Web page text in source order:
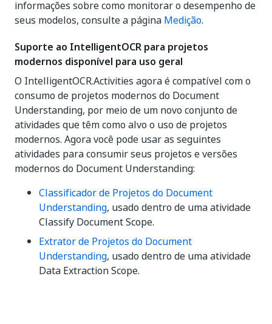
informações sobre como monitorar o desempenho de
seus modelos, consulte a página Medição.
Suporte ao IntelligentOCR para projetos
modernos disponível para uso geral
O IntelligentOCR.Activities agora é compatível com o
consumo de projetos modernos do Document
Understanding, por meio de um novo conjunto de
atividades que têm como alvo o uso de projetos
modernos. Agora você pode usar as seguintes
atividades para consumir seus projetos e versões
modernos do Document Understanding:
Classificador de Projetos do Document
Understanding, usado dentro de uma atividade
Classify Document Scope.
Extrator de Projetos do Document
Understanding, usado dentro de uma atividade
Data Extraction Scope.